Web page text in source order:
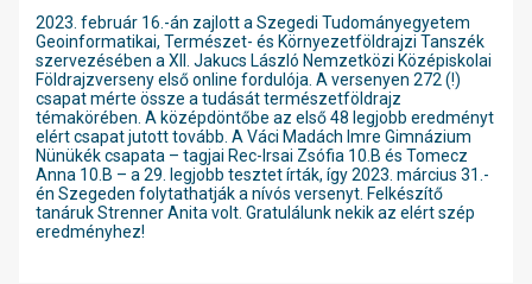
2023. február 16.-án zajlott a Szegedi Tudományegyetem
Geoinformatikai, Természet- és Környezetföldrajzi Tanszék
szervezésében a XII. Jakucs László Nemzetközi Középiskolai
Földrajzverseny első online fordulója. A versenyen 272 (!)
csapat mérte össze a tudását természetföldrajz
témakörében. A középdöntőbe az első 48 legjobb eredményt
elért csapat jutott tovább. A Váci Madách Imre Gimnázium
Nünükék csapata – tagjai Rec-Irsai Zsófia 10.B és Tomecz
Anna 10.B – a 29. legjobb tesztet írták, így 2023. március 31.-
én Szegeden folytathatják a nívós versenyt. Felkészítő
tanáruk Strenner Anita volt. Gratulálunk nekik az elért szép
eredményhez!